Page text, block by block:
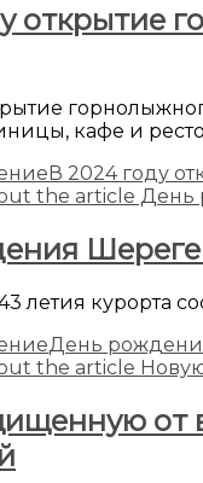
открытие
кафе и
В 2024 году
летия курорта
День
от